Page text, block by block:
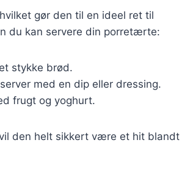
gør den til en ideel ret til
du kan servere din porretærte:
stykke brød.
med en dip eller dressing.
frugt og yoghurt.
den helt sikkert være et hit blandt